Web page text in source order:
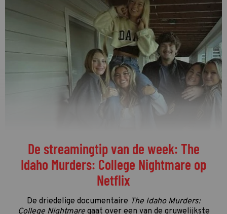
De streamingtip van de week: The
Idaho Murders: College Nightmare op
Netflix
De driedelige documentaire The Idaho Murders:
College Nightmaregaat over een van de gruwelijkste